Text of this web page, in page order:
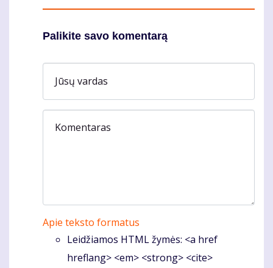
Palikite savo komentarą
Jūsų vardas
Komentaras
Apie teksto formatus
Leidžiamos HTML žymės: <a href
hreflang> <em> <strong> <cite>